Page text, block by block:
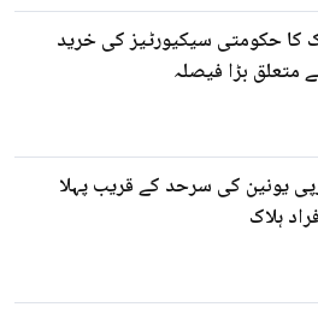
کا حکومتی سیکیورٹیز کی خرید
بڑا فیصلہ
یونین کی سرحد کے قریب پہلا